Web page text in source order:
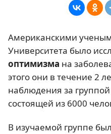
Американскими
Университета было
оптимизма на
этого они в течение 2
наблюдения за
состоящей из 6000
В изучаемой группе